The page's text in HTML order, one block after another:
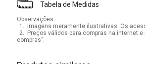
Tabela de Medidas
Observações:
1.
Imagens meramente ilustrativas. Os
2.
Preços válidos para compras na internet
compras".